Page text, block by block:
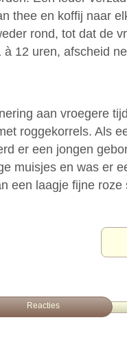
thee en koffij naar
rond, tot dat de
12 uren, afscheid
aan vroegere
roggekorrels. Als
er een jongen
muisjes en was er
een laagje fijne roze
Reacties